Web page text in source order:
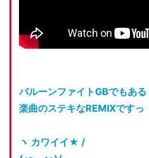
バルーンファイトGBでもある
楽曲のステキなREMIXですっ
ヽ カワイイ★ /